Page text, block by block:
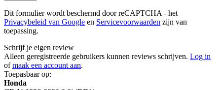
Dit formulier wordt beschermd door reCAPTCHA - het
Privacybeleid van Google en Servicevoorwaarden zijn van
toepassing.
Schrijf je eigen review
Alleen geregistreerde gebruikers kunnen reviews schrijven. Log in
ofmaak een account aan.
Toepasbaar op:
Honda